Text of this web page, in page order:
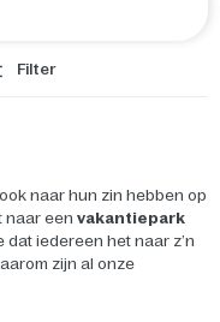
Filter
naar hun zin hebben op
naar een vakantiepark
dat iedereen het naar z’n
zijn al onze